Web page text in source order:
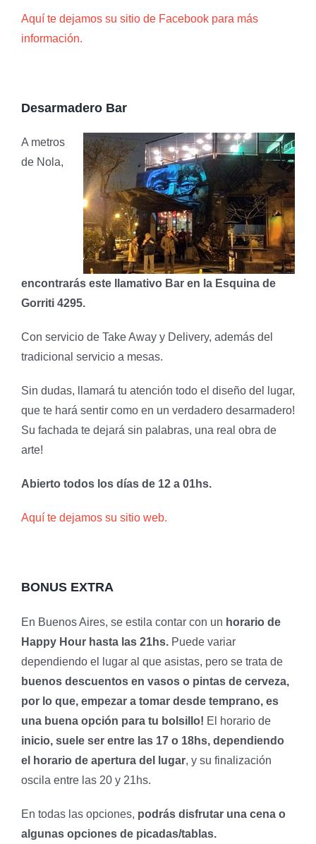
Aquí te dejamos su sitio de Facebook para más
información.
Desarmadero Bar
A metros
de Nola,
encontrarás este llamativo Bar en la Esquina de
Gorriti 4295.
Con servicio de Take Away y Delivery, además del
tradicional servicio a mesas.
Sin dudas, llamará tu atención todo el diseño del lugar,
que te hará sentir como en un verdadero desarmadero!
Su fachada te dejará sin palabras, una real obra de
arte!
Abierto todos los días de 12 a 01hs.
Aquí te dejamos su sitio web.
BONUS EXTRA
En Buenos Aires, se estila contar con un horario de
Happy Hour hasta las 21hs. Puede variar
dependiendo el lugar al que asistas, pero se trata de
buenos descuentos en vasos o pintas de cerveza,
por lo que, empezar a tomar desde temprano, es
una buena opción para tu bolsillo! El horario de
inicio, suele ser entre las 17 o 18hs, dependiendo
el horario de apertura del lugar, y su finalización
oscila entre las 20 y 21hs.
En todas las opciones, podrás disfrutar una cena o
algunas opciones de picadas/tablas.